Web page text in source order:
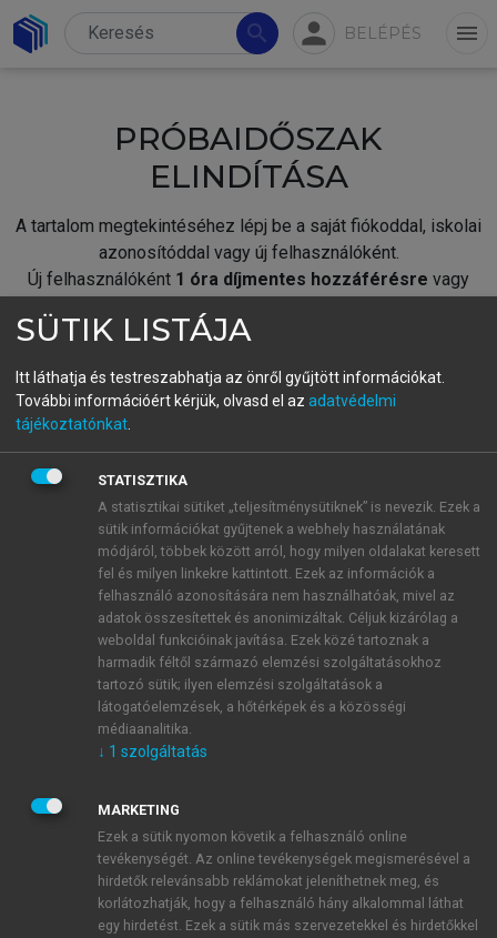
search person BELÉPÉS menu
PRÓBAIDŐSZAK
ELINDÍTÁSA
A tartalom megtekintéséhez lépj be a saját fiókoddal, iskolai
azonosítóddal vagy új felhasználóként.
Új felhasználóként 1 óra díjmentes hozzáférésre vagy
fiókoddal,vagy hozz létre új fiókot.
A regisztráció után apróbaidőszakautomatikusan
BELÉPÉS SAJÁT FIÓKKAL
ÚJ FIÓK LÉTREHOZÁSA
1 óra díjmentes hozzáférés
E-MAIL-CÍM
JELSZÓ
JELSZÓ ÚJRA
SÜTIK LISTÁJA
Itt láthatja és testreszabhatja az önről gyűjtött információkat.
További információért kérjük, olvasd el az adatvédelmi
tájékoztatónkat
STATISZTIKA
A statisztikai sütiket „teljesítménysütiknek” is nevezik. Ezek a
sütik információkat gyűjtenek a webhely használatának
módjáról, többek között arról, hogy milyen oldalakat keresett
fel és milyen linkekre kattintott. Ezek az információk a
felhasználó azonosítására nem használhatóak, mivel az
adatok összesítettek és anonimizáltak. Céljuk kizárólag a
weboldal funkcióinak javítása. Ezek közé tartoznak a
harmadik féltől származó elemzési szolgáltatásokhoz
tartozó sütik; ilyen elemzési szolgáltatások a
látogatóelemzések, a hőtérképek és a közösségi
médiaanalitika.
↓ 1 szolgáltatás
MARKETING
Ezek a sütik nyomon követik a felhasználó online
tevékenységét. Az online tevékenységek megismerésével a
hirdetők relevánsabb reklámokat jeleníthetnek meg, és
korlátozhatják, hogy a felhasználó hány alkalommal láthat
egy hirdetést. Ezek a sütik más szervezetekkel és hirdetőkkel